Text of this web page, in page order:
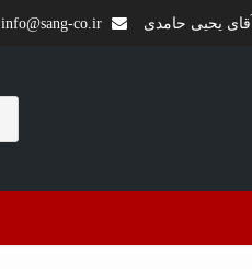
info@sang-co.ir